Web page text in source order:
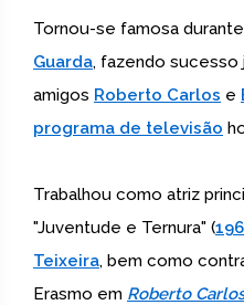
Tornou-se famosa
Guarda, fazendo
amigos Roberto Carlos e
programa de televisão
Trabalhou como atriz
"Juventude e Ternura" (
Teixeira, bem como
Erasmo em Roberto